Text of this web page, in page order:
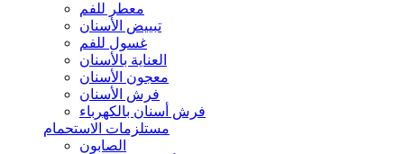
معطر للفم
تبييض الأسنان
غسول للفم
العناية بالأسنان
معجون الأسنان
فرش الأسنان
فرش أسنان بالكهرباء
مستلزمات الاستحمام
الصابون